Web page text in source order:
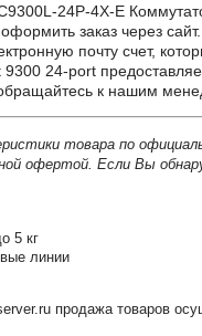
24P-4X-E
заказ через сайт.
почту счет,
24-port
к нашим
товара по
офертой. Если Вы
5 кг
линии
продажа товаров